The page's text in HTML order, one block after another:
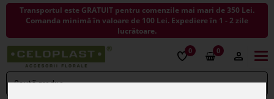
Transportul este GRATUIT pentru comenzile mai mari de 350 Lei.
Comanda minimă în valoare de 100 Lei. Expediere în 1 - 2 zile
lucrătoare.
0 0